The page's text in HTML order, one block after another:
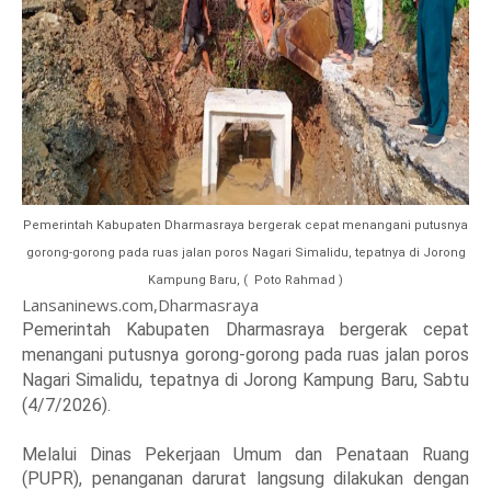
Pemerintah Kabupaten Dharmasraya bergerak cepat menangani putusnya
gorong-gorong pada ruas jalan poros Nagari Simalidu, tepatnya di Jorong
Kampung Baru, ( Poto Rahmad )
Lansaninews.com,Dharmasraya
Pemerintah Kabupaten Dharmasraya bergerak cepat
menangani putusnya gorong-gorong pada ruas jalan poros
Nagari Simalidu, tepatnya di Jorong Kampung Baru, Sabtu
(4/7/2026).
Melalui Dinas Pekerjaan Umum dan Penataan Ruang
(PUPR), penanganan darurat langsung dilakukan dengan